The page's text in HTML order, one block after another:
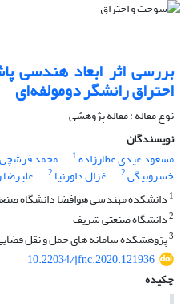
بررسی اثر ابعاد هندسی
احتراق رانشگر دومولفه‌ای
نوع مقاله : مقاله پژوهشی
نویسندگان
مسعود عیدی عطارزاده1 محمد فرشچی
خسروبیگی2 غزال داورنیا 2
1 دانشکده مهندسی هوافضا دانشگاه
2دانشگاه صنعتی شریف
3پژوهشکده سامانه های حمل و نقل
10.22034/jfnc.2020.121936
چکیده